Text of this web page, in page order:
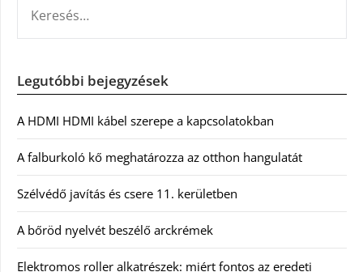
Legutóbbi bejegyzések
A HDMI HDMI kábel szerepe a kapcsolatokban
A falburkoló kő meghatározza az otthon hangulatát
Szélvédő javítás és csere 11. kerületben
A bőröd nyelvét beszélő arckrémek
Elektromos roller alkatrészek: miért fontos az eredeti